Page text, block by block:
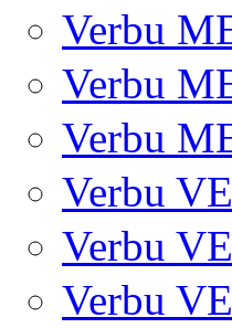
Verbu
Verbu
Verbu
Verbu
Verbu
Verbu